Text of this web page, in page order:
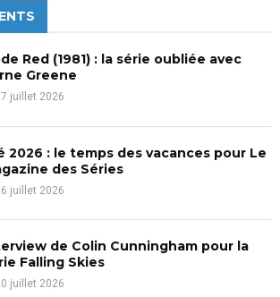
C
H
Red (1981) : la série oubliée avec
Greene
juillet 2026
2026 : le temps des vacances pour Le
des Séries
juillet 2026
de Colin Cunningham pour la
Falling Skies
juillet 2026